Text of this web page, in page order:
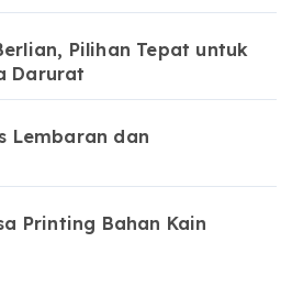
Pilihan Tepat untuk
Darurat
Lembaran dan
Printing Bahan Kain